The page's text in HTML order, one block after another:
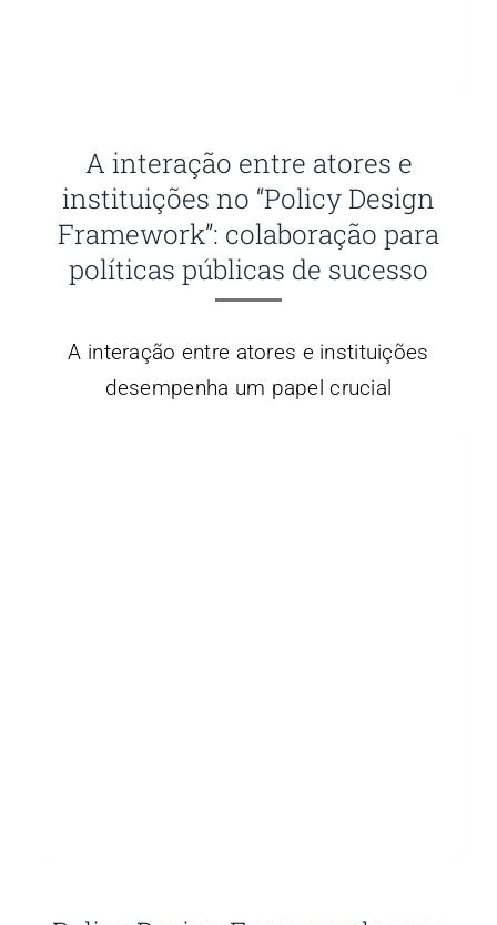
A interação entre atores e
instituições no “Policy Design
Framework”: colaboração para
políticas públicas de sucesso
A interação entre atores e instituições
desempenha um papel crucial